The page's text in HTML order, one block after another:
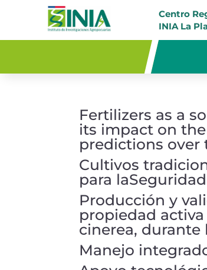
Centro
INIA La
Fertilizers as a
its impact on
predictions over
Cultivos
para
Producción y
propiedad
cinerea, durante
Manejo